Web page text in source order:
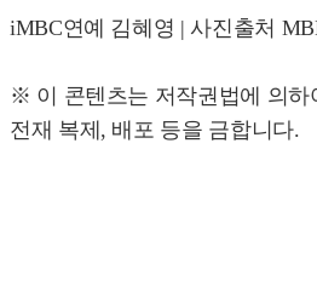
iMBC연예 김혜영 | 사진출처
※ 이 콘텐츠는 저작권법에 의하
전재 복제, 배포 등을 금합니다.